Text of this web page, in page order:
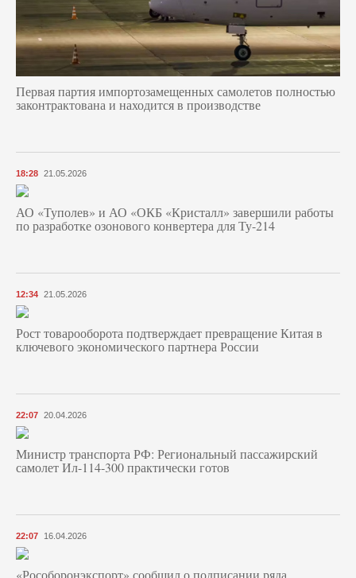
Первая партия импортозамещенных самолетов полностью
законтрактована и находится в производстве
18:28 21.05.2026
АО «Туполев» и АО «ОКБ «Кристалл» завершили работы
по разработке озонового конвертера для Ту-214
12:34 21.05.2026
Рост товарооборота подтверждает превращение Китая в
ключевого экономического партнера России
22:07 20.04.2026
Министр транспорта РФ: Региональный пассажирский
самолет Ил-114-300 практически готов
22:07 16.04.2026
«Рособоронэкспорт» сообщил о подписании ряда